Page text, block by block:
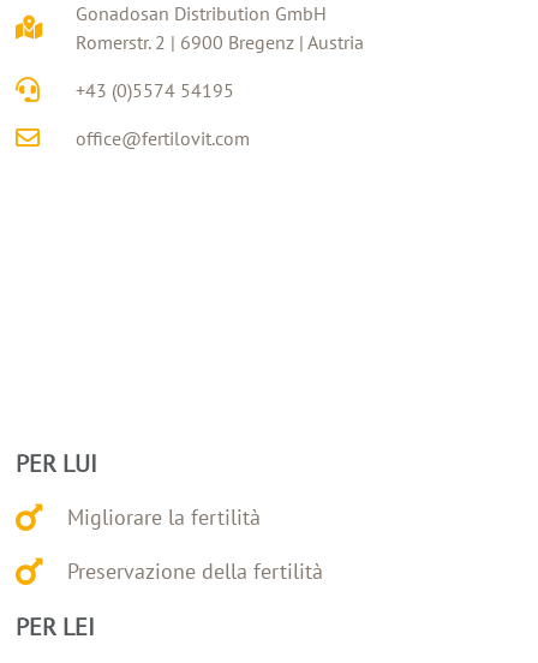
Gonadosan Distribution GmbH
Romerstr. 2 | 6900 Bregenz | Austria
+43 (0)5574 54195
office@fertilovit.com
PER LUI
Migliorare la fertilità
Preservazione della fertilità
PER LEI